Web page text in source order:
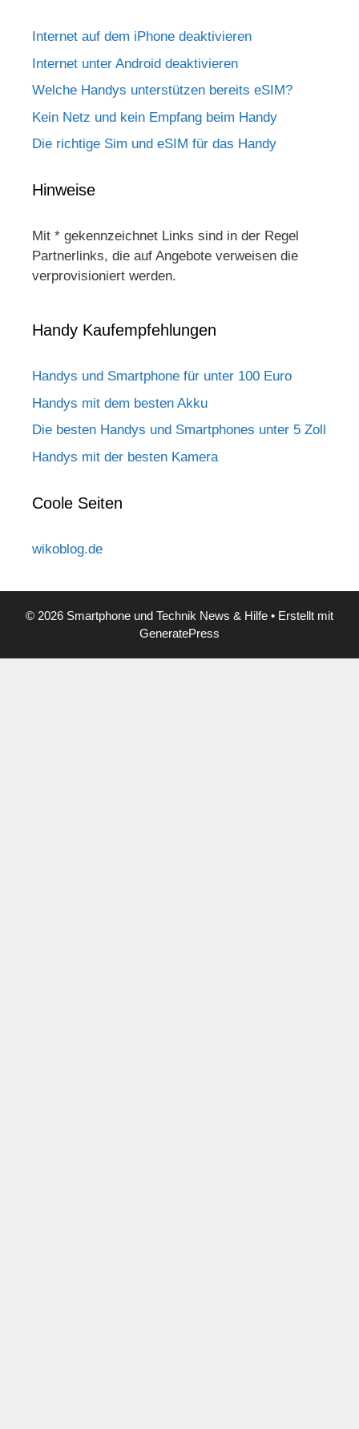
Internet auf dem iPhone deaktivieren
Internet unter Android deaktivieren
Welche Handys unterstützen bereits eSIM?
Kein Netz und kein Empfang beim Handy
Die richtige Sim und eSIM für das Handy
Hinweise
Mit * gekennzeichnet Links sind in der Regel
Partnerlinks, die auf Angebote verweisen die
verprovisioniert werden.
Handy Kaufempfehlungen
Handys und Smartphone für unter 100 Euro
Handys mit dem besten Akku
Die besten Handys und Smartphones unter 5 Zoll
Handys mit der besten Kamera
Coole Seiten
wikoblog.de
© 2026 Smartphone und Technik News & Hilfe • Erstellt mit
GeneratePress